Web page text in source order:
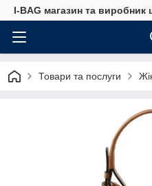
I-BAG магазин та виробник
Товари та послуги